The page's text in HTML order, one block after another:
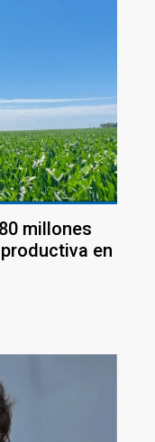
millones
en